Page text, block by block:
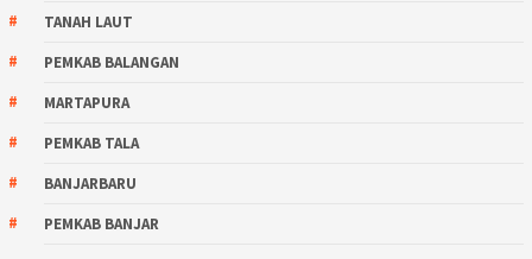
TANAH LAUT
PEMKAB BALANGAN
MARTAPURA
PEMKAB TALA
BANJARBARU
PEMKAB BANJAR